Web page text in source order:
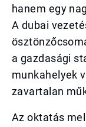
hanem egy
A dubai
a gazdasági
munkahelyek
zavartalan
Az oktatás